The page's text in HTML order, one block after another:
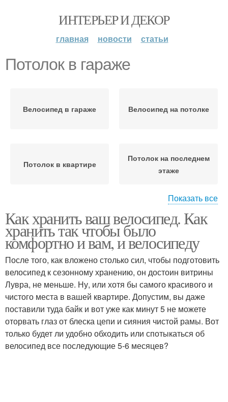
ИНТЕРЬЕР И ДЕКОР
главная новости статьи
Потолок в гараже
Велосипед в гараже Велосипед на потолке
Потолок в квартире
Потолок на последнем
этаже
Деревянный потолок
Показать все
Как хранить ваш велосипед. Как
хранить так чтобы было
комфортно и вам, и велосипеду
После того, как вложено столько сил, чтобы подготовить
велосипед к сезонному хранению, он достоин витрины
Лувра, не меньше. Ну, или хотя бы самого красивого и
чистого места в вашей квартире. Допустим, вы даже
поставили туда байк и вот уже как минут 5 не можете
оторвать глаз от блеска цепи и сияния чистой рамы. Вот
только будет ли удобно обходить или спотыкаться об
велосипед все последующие 5-6 месяцев?